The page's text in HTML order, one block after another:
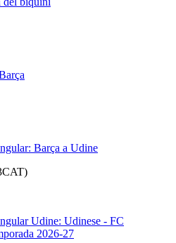
Barça a Udine
Udine: Udinese - FC
2026-27